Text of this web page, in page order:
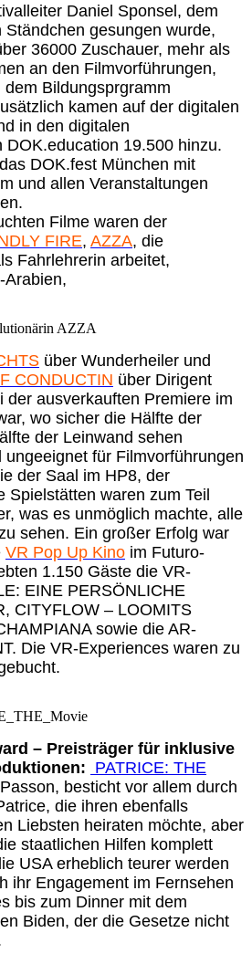
Daniel Sponsel, dem
gesungen wurde,
36000 Zuschauer, mehr als
an den Filmvorführungen,
Bildungsprgramm
kamen auf der digitalen
in den digitalen
DOK.education 19.500 hinzu.
DOK.fest München mit
und allen Veranstaltungen
Filme waren der
FIRE, AZZA, die
Fahrlehrerin arbeitet,
Arabien,
AZZA
über Wunderheiler und
CONDUCTIN über Dirigent
der ausverkauften Premiere im
wo sicher die Hälfte der
der Leinwand sehen
ungeeignet für Filmvorführungen
der Saal im HP8, der
Spielstätten waren zum Teil
was es unmöglich machte, alle
sehen. Ein großer Erfolg war
VR Pop Up Kino im Futuro-
1.150 Gäste die VR-
EINE PERSÖNLICHE
CITYFLOW – LOOMITS
sowie die AR-
Die VR-Experiences waren zu
– Preisträger für inklusive
PATRICE: THE
besticht vor allem durch
die ihren ebenfalls
Liebsten heiraten möchte, aber
staatlichen Hilfen komplett
USA erheblich teurer werden
ihr Engagement im Fernsehen
bis zum Dinner mit dem
Biden, der die Gesetze nicht